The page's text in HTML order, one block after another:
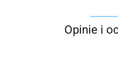
Opinie i